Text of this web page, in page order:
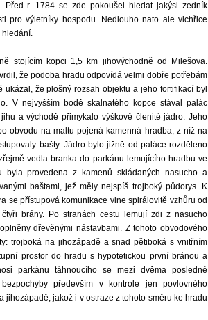
r. 1784 se zde pokoušel hledat jakýsi zedník
pro výletníky hospodu. Nedlouho nato ale vichřice
hledání.
stojícím kopci 1,5 km jihovýchodně od Milešova.
že podoba hradu odpovídá velmi dobře potřebám
že plošný rozsah objektu a jeho fortifikací byl
V nejvyšším bodě skalnatého kopce stával palác
a východě přimykalo výškově členité jádro. Jeho
obvodu na maltu pojená kamenná hradba, z níž na
bašty. Jádro bylo jižně od paláce rozděleno
vedla branka do parkánu lemujícího hradbu ve
byla provedena z kamenů skládaných nasucho a
baštami, jež měly nejspíš trojboký půdorys. K
se přístupová komunikace vine spirálovitě vzhůru od
brány. Po stranách cestu lemují zdi z nasucho
dřevěnými nástavbami. Z tohoto obvodového
trojboká na jihozápadě a snad pětiboká s vnitřním
prostor do hradu s hypotetickou první bránou a
parkánu táhnoucího se mezi dvěma posledně
především v kontrole jen povlovného
jakož i v ostraze z tohoto směru ke hradu